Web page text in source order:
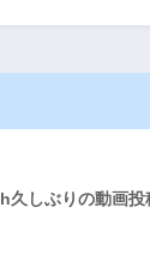
久しぶりの動画投